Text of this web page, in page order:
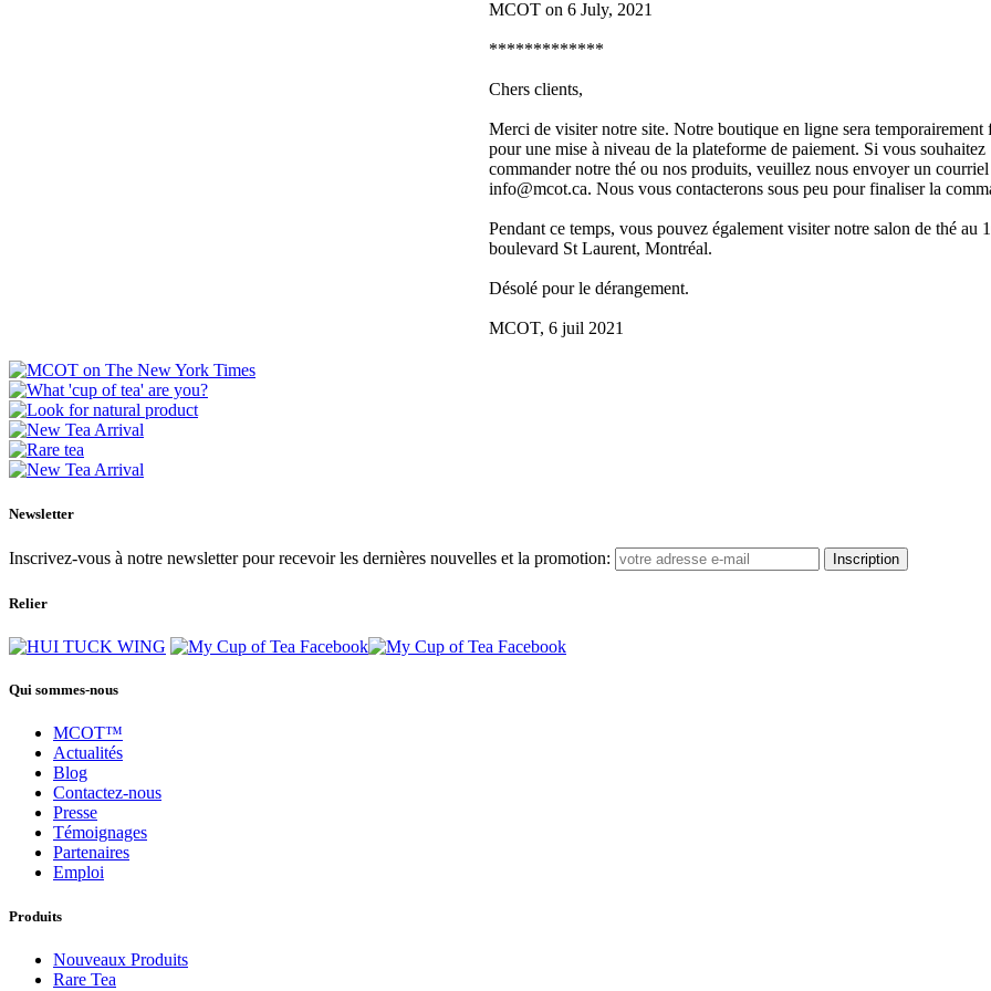
MCOT on 6 July, 2021
*************
Chers clients,
Merci de visiter notre site. Notre boutique en ligne sera temporairement
pour une mise à niveau de la plateforme de paiement. Si vous souhaitez
commander notre thé ou nos produits, veuillez nous envoyer un courriel
info@mcot.ca. Nous vous contacterons sous peu pour finaliser la
Pendant ce temps, vous pouvez également visiter notre salon de thé au
boulevard St Laurent, Montréal.
Désolé pour le dérangement.
MCOT, 6 juil 2021
Newsletter
Inscrivez-vous à notre newsletter pour recevoir les dernières nouvelles et la promotion: Inscription
Relier
Qui sommes-nous
MCOT™
Actualités
Blog
Contactez-nous
Presse
Témoignages
Partenaires
Emploi
Produits
Nouveaux Produits
Rare Tea